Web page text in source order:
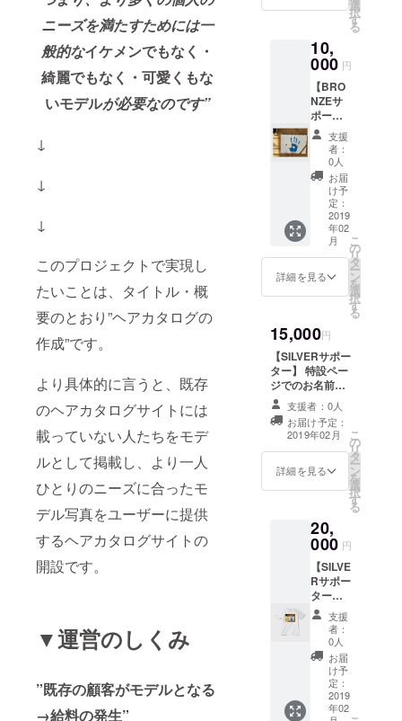
ニーズを満たすためには一
般的なイケメンでもなく・
綺麗でもなく・可愛くもな
いモデルが必要なのです”
↓
↓
↓
このプロジェクトで実現し
たいことは、タイトル・概
要のとおり”ヘアカタログの
作成”です。
より具体的に言うと、既存
のヘアカタログサイトには
載っていない人たちをモデ
ルとして掲載し、より一人
ひとりのニーズに合ったモ
デル写真をユーザーに提供
するヘアカタログサイトの
開設です。
▼運営のしくみ
”既存の顧客がモデルとなる
→給料の発生”
選
択
す
る
10,
000 円
【BRO
NZEサ
ポー
ター】
特設
ページ
でのお
名前掲
載 今プ
ロジェ
クトの
オリジ
ナルス
テッ
カー お
礼の
セージ
今プロ
ジェク
トのオ
リジナ
ルメガ
ネ拭き
支援
者：
0人
お届
け予
定：
2019
年02
月
詳細を見る
こ
の
リ
タ
ー
ン
を
選
択
す
る
15,000円
【SILVERサポー
ター】 特設ペー
ジでのお名前掲
載 今プロジェク
トのオリジナル
ステッカー お礼
のメッセージ 今
プロジェクトの
オリジナルメガ
支援者：0人
お届け予定：
2019年02月
詳細を見る
こ
の
リ
タ
ー
ン
を
選
択
す
る
20,
000 円
【SILVE
Rサポー
ター】
特設
ページ
でのお
名前掲
載 今プ
ロジェ
クトの
オリジ
支援
者：
0人
お届
け予
定：
2019
年02